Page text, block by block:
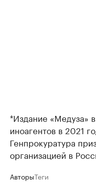
*Издание «Медуза»
иноагентов в 2021
Генпрокуратура
организацией в
АвторыТеги